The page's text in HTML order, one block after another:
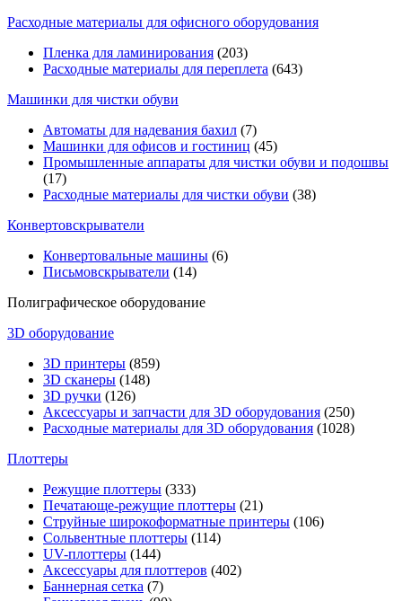
Расходные материалы для офисного оборудования
Пленка для ламинирования (203)
Расходные материалы для переплета (643)
Машинки для чистки обуви
Автоматы для надевания бахил (7)
Машинки для офисов и гостиниц (45)
Промышленные аппараты для чистки обуви и подошвы
(17)
Расходные материалы для чистки обуви (38)
Конвертовскрыватели
Конвертовальные машины (6)
Письмовскрыватели (14)
Полиграфическое оборудование
3D оборудование
3D принтеры (859)
3D сканеры (148)
3D ручки (126)
Аксессуары и запчасти для 3D оборудования (250)
Расходные материалы для 3D оборудования (1028)
Плоттеры
Режущие плоттеры (333)
Печатающе-режущие плоттеры (21)
Струйные широкоформатные принтеры (106)
Сольвентные плоттеры (114)
UV-плоттеры (144)
Аксессуары для плоттеров (402)
Баннерная сетка (7)